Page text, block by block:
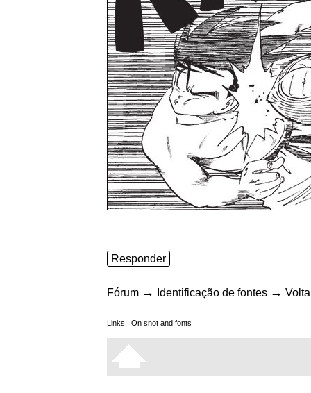
Responder
Fórum → Identificação de fontes →
Links: On snot and fonts